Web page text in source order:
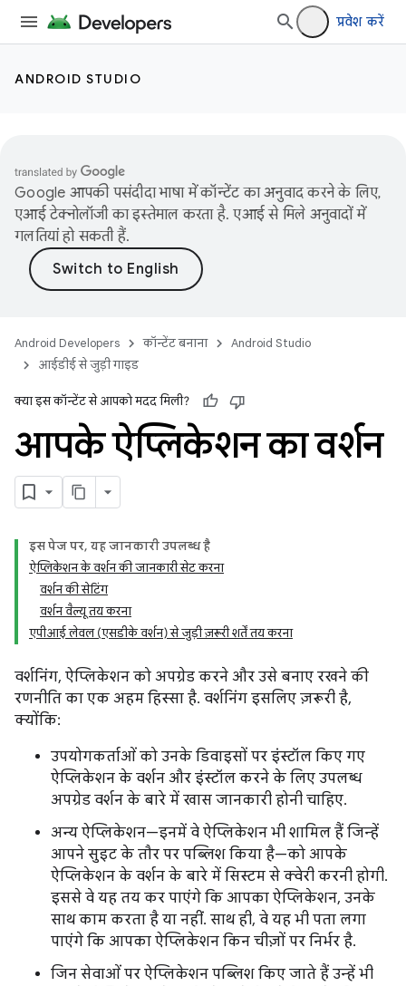
प्रवेश करें
ANDROID STUDIO
Google आपकी पसंदीदा भाषा में कॉन्टेंट का अनुवाद करने के लिए,
एआई टेक्नोलॉजी का इस्तेमाल करता है. एआई से मिले अनुवादों में
गलतियां हो सकती हैं.
Android Developers कॉन्टेंट बनाना
Android Studio
आईडीई से जुड़ी गाइड
क्या इस कॉन्टेंट से आपको मदद मिली?
आपके ऐप्लिकेशन का वर्शन
इस पेज पर, यह जानकारी उपलब्ध है
ऐप्लिकेशन के वर्शन की जानकारी सेट करना
वर्शन की सेटिंग
वर्शन वैल्यू तय करना
एपीआई लेवल (एसडीके वर्शन) से जुड़ी ज़रूरी शर्तें तय करना
वर्शनिंग, ऐप्लिकेशन को अपग्रेड करने और उसे बनाए रखने की
रणनीति का एक अहम हिस्सा है. वर्शनिंग इसलिए ज़रूरी है,
क्योंकि:
उपयोगकर्ताओं को उनके डिवाइसों पर इंस्टॉल किए गए
ऐप्लिकेशन के वर्शन और इंस्टॉल करने के लिए उपलब्ध
अपग्रेड वर्शन के बारे में खास जानकारी होनी चाहिए.
अन्य ऐप्लिकेशन—इनमें वे ऐप्लिकेशन भी शामिल हैं जिन्हें
आपने सुइट के तौर पर पब्लिश किया है—को आपके
ऐप्लिकेशन के वर्शन के बारे में सिस्टम से क्वेरी करनी होगी.
इससे वे यह तय कर पाएंगे कि आपका ऐप्लिकेशन, उनके
साथ काम करता है या नहीं. साथ ही, वे यह भी पता लगा
पाएंगे कि आपका ऐप्लिकेशन किन चीज़ों पर निर्भर है.
जिन सेवाओं पर ऐप्लिकेशन पब्लिश किए जाते हैं उन्हें भी